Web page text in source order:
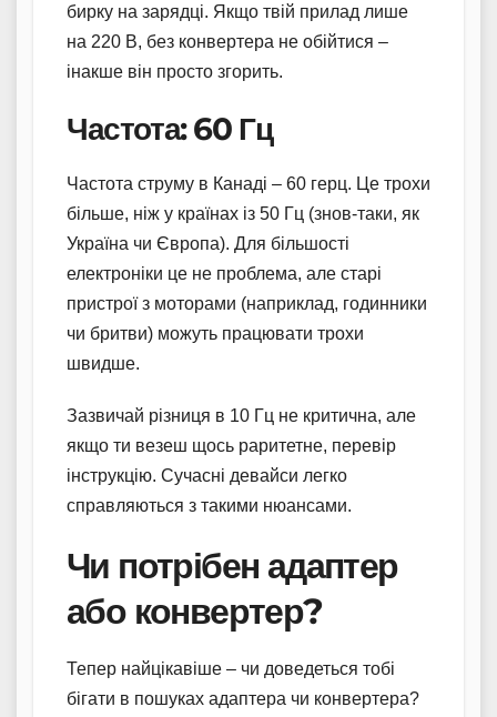
бирку на зарядці. Якщо твій прилад лише
на 220 В, без конвертера не обійтися –
інакше він просто згорить.
Частота: 60 Гц
Частота струму в Канаді – 60 герц. Це трохи
більше, ніж у країнах із 50 Гц (знов-таки, як
Україна чи Європа). Для більшості
електроніки це не проблема, але старі
пристрої з моторами (наприклад, годинники
чи бритви) можуть працювати трохи
швидше.
Зазвичай різниця в 10 Гц не критична, але
якщо ти везеш щось раритетне, перевір
інструкцію. Сучасні девайси легко
справляються з такими нюансами.
Чи потрібен адаптер
або конвертер?
Тепер найцікавіше – чи доведеться тобі
бігати в пошуках адаптера чи конвертера?